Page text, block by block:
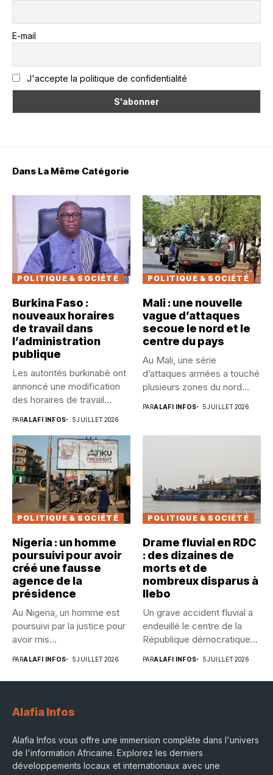
E-mail
J'accepte la politique de confidentialité
Dans La Même Catégorie
POLITIQUE & SOCIÉTÉ
Burkina Faso :
nouveaux horaires
de travail dans
l’administration
publique
Les autorités burkinabè ont
annoncé une modification
des horaires de travail
PARALAFI INFOS 5 JUILLET 2026
POLITIQUE & SOCIÉTÉ
Mali : une nouvelle
vague d’attaques
secoue le nord et le
centre du pays
Au Mali, une série
d’attaques armées a touché
plusieurs zones du nord...
PARALAFI INFOS 5 JUILLET 2026
POLITIQUE & SOCIÉTÉ
Nigeria : un homme
poursuivi pour avoir
créé une fausse
agence de la
présidence
Au Nigeria, un homme est
poursuivi par la justice pour
avoir mis...
PARALAFI INFOS 5 JUILLET 2026
POLITIQUE & SOCIÉTÉ
Drame fluvial en RDC
: des dizaines de
morts et de
nombreux disparus à
Ilebo
Un grave accident fluvial a
endeuillé le centre de la
République démocratique...
PARALAFI INFOS 5 JUILLET 2026
Alafia Infos
Alafia Infos vous offre une immersion complète dans l'univers
de l'information Africaine. Explorez les derniers
développements locaux et internationaux avec une